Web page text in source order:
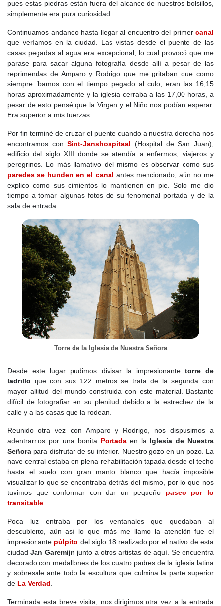
pues estas piedras están fuera del alcance de nuestros bolsillos,
simplemente era pura curiosidad.
Continuamos andando hasta llegar al encuentro del primer canal
que veríamos en la ciudad. Las vistas desde el puente de las
casas pegadas al agua era excepcional, lo cual provocó que me
parase para sacar alguna fotografía desde allí a pesar de las
reprimendas de Amparo y Rodrigo que me gritaban que como
siempre íbamos con el tiempo pegado al culo, eran las 16,15
horas aproximadamente y la iglesia cerraba a las 17,00 horas, a
pesar de esto pensé que la Virgen y el Niño nos podían esperar.
Era superior a mis fuerzas.
Por fin terminé de cruzar el puente cuando a nuestra derecha nos
encontramos conSint-Janshospitaal (Hospital de San Juan),
edificio del siglo XIII donde se atendía a enfermos, viajeros y
peregrinos. Lo más llamativo del mismo es observar como sus
paredes se hunden en el canal antes mencionado, aún no me
explico como sus cimientos lo mantienen en pie. Solo me dio
tiempo a tomar algunas fotos de su fenomenal portada y de la
sala de entrada.
Torre de la Iglesia de Nuestra Señora
Desde este lugar pudimos divisar la impresionante torre de
ladrillo que con sus 122 metros se trata de la segunda con
mayor altitud del mundo construida con este material. Bastante
difícil de fotografiar en su plenitud debido a la estrechez de la
calle y a las casas que la rodean.
Reunido otra vez con Amparo y Rodrigo, nos dispusimos a
adentrarnos por una bonita Portadaen la Iglesia de Nuestra
Señora para disfrutar de su interior. Nuestro gozo en un pozo. La
nave central estaba en plena rehabilitación tapada desde el techo
hasta el suelo con gran manto blanco que hacía imposible
visualizar lo que se encontraba detrás del mismo, por lo que nos
tuvimos que conformar con dar un pequeño paseo por lo
transitable
Poca luz entraba por los ventanales que quedaban al
descubierto, aún así lo que más me llamo la atención fue el
impresionante púlpito del siglo 18 realizado por el nativo de esta
ciudadJan Garemijn junto a otros artistas de aquí. Se encuentra
decorado con medallones de los cuatro padres de la iglesia latina
y sobresale ante todo la escultura que culmina la parte superior
de La Verdad
Terminada esta breve visita, nos dirigimos otra vez a la entrada